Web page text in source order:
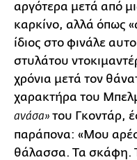
αργότερα μετά από
καρκίνο, αλλά όπως
ίδιος στο φινάλε
στυλάτου
χρόνια μετά τον
χαρακτήρα του
ανάσα» του Γκοντάρ,
παράπονα: «Μου
θάλασσα. Τα σκάφη.